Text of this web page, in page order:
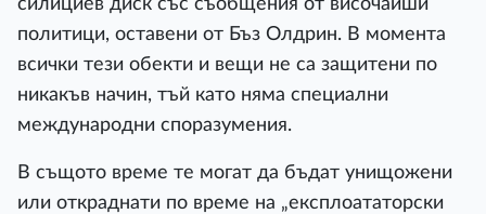
силициев диск със съобщения от височайши
политици, оставени от Бъз Олдрин. В момента
всички тези обекти и вещи не са защитени по
никакъв начин, тъй като няма специални
международни споразумения.
В същото време те могат да бъдат унищожени
или откраднати по време на „експлоататорски